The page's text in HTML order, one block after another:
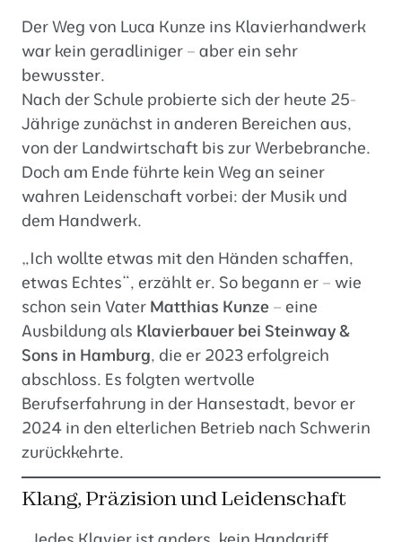
Der Weg von Luca Kunze ins Klavierhandwerk
war kein geradliniger – aber ein sehr
bewusster.
Nach der Schule probierte sich der heute 25-
Jährige zunächst in anderen Bereichen aus,
von der Landwirtschaft bis zur Werbebranche.
Doch am Ende führte kein Weg an seiner
wahren Leidenschaft vorbei: der Musik und
dem Handwerk.
„Ich wollte etwas mit den Händen schaffen,
etwas Echtes“, erzählt er. So begann er – wie
schon sein Vater Matthias Kunze – eine
Ausbildung als Klavierbauer bei Steinway &
Sons in Hamburg, die er 2023 erfolgreich
abschloss. Es folgten wertvolle
Berufserfahrung in der Hansestadt, bevor er
2024 in den elterlichen Betrieb nach Schwerin
zurückkehrte.
Klang, Präzision und Leidenschaft